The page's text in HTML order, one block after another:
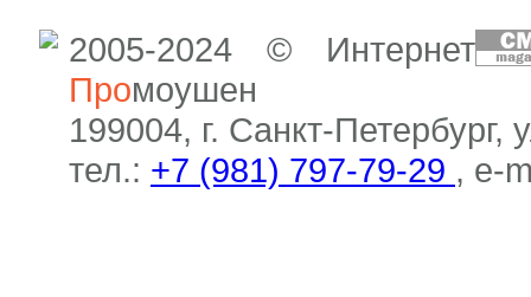
2005-2024 © Интернет
Промоушен
199004, г. Санкт-Петербург,
тел.: +7 (981) 797-79-29 , e-